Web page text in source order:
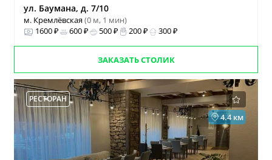
ул. Баумана, д. 7/10
м. Кремлёвская(0 м, 1 мин)
1600 ₽
600 ₽ 500 ₽ 200 ₽ 300 ₽
ЗАКАЗАТЬ СТОЛИК
РЕСТОРАН
4.4 км